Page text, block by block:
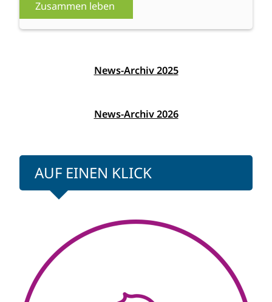
Zusammen leben
Konkurrenz
erneut
auf
News-Archiv 2025
News-Archiv 2026
AUF EINEN KLICK